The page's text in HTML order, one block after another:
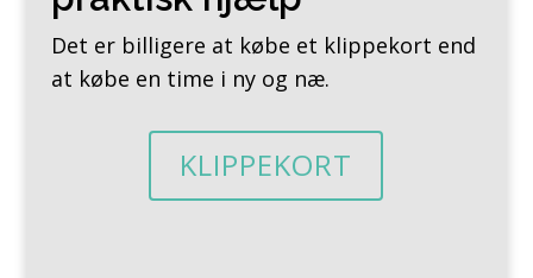
Det er billigere at købe et klippekort end
at købe en time i ny og næ.
KLIPPEKORT